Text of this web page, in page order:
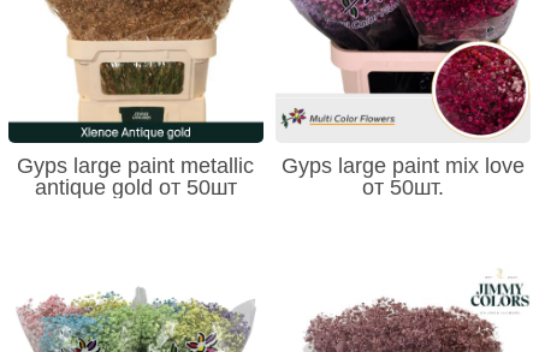
Gyps large paint metallic
antique gold от 50шт
Gyps large paint mix love
от 50шт.